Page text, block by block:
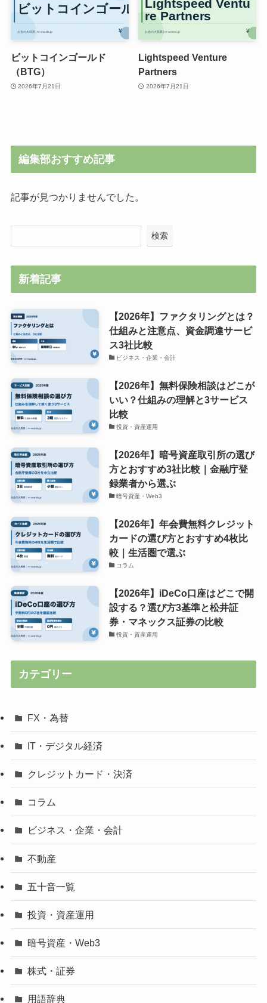
ビットコインゴールド
（BTG）
2026年7月21日
Lightspeed Venture
Partners
2026年7月21日
編集部おすすめ記事
記事が見つかりませんでした。
検索
新着記事
【2026年】ファクタリングとは？
仕組みと注意点、資金調達サービ
ス3社比較
ビジネス・企業・会計
【2026年】無料保険相談はどこが
いい？仕組みの理解と3サービス
比較
投資・資産運用
【2026年】暗号資産取引所の選び
方とおすすめ3社比較｜金融庁登
録業者から選ぶ
暗号資産・Web3
【2026年】年会費無料クレジット
カードの選び方とおすすめ4枚比
較｜生活圏で選ぶ
コラム
【2026年】iDeCo口座はどこで開
設する？選び方3基準と松井証
券・マネックス証券の比較
投資・資産運用
カテゴリー
FX・為替
IT・デジタル経済
クレジットカード・決済
コラム
ビジネス・企業・会計
不動産
五十音一覧
投資・資産運用
暗号資産・Web3
株式・証券
用語辞典